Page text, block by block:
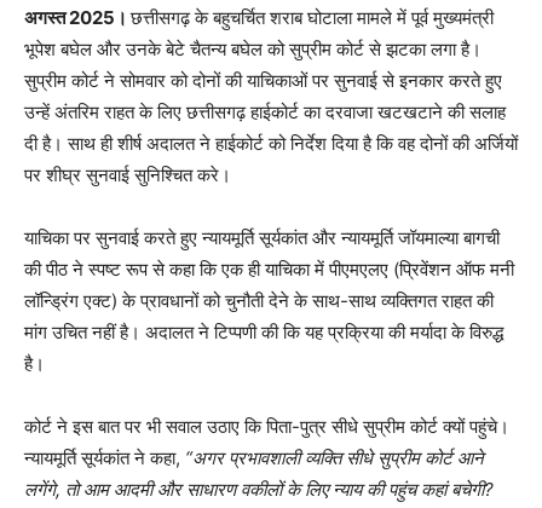
अगस्त 2025।छत्तीसगढ़ के बहुचर्चित शराब घोटाला मामले में पूर्व मुख्यमंत्री
भूपेश बघेल और उनके बेटे चैतन्य बघेल को सुप्रीम कोर्ट से झटका लगा है।
सुप्रीम कोर्ट ने सोमवार को दोनों की याचिकाओं पर सुनवाई से इनकार करते हुए
उन्हें अंतरिम राहत के लिए छत्तीसगढ़ हाईकोर्ट का दरवाजा खटखटाने की सलाह
दी है। साथ ही शीर्ष अदालत ने हाईकोर्ट को निर्देश दिया है कि वह दोनों की अर्जियों
पर शीघ्र सुनवाई सुनिश्चित करे।
याचिका पर सुनवाई करते हुए न्यायमूर्ति सूर्यकांत और न्यायमूर्ति जॉयमाल्या बागची
की पीठ ने स्पष्ट रूप से कहा कि एक ही याचिका में पीएमएलए (प्रिवेंशन ऑफ मनी
लॉन्ड्रिंग एक्ट) के प्रावधानों को चुनौती देने के साथ-साथ व्यक्तिगत राहत की
मांग उचित नहीं है। अदालत ने टिप्पणी की कि यह प्रक्रिया की मर्यादा के विरुद्ध
है।
कोर्ट ने इस बात पर भी सवाल उठाए कि पिता-पुत्र सीधे सुप्रीम कोर्ट क्यों पहुंचे।
न्यायमूर्ति सूर्यकांत ने कहा, “अगर प्रभावशाली व्यक्ति सीधे सुप्रीम कोर्ट आने
लगेंगे, तो आम आदमी और साधारण वकीलों के लिए न्याय की पहुंच कहां बचेगी?